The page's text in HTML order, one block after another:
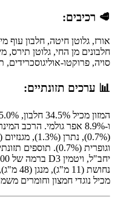
🥩 רכיבים:
אורז, גלוטן חיטה, חלבון עוף
חלבונים מן החי, גלוטן תירס,
סויה, פרוקטו-אוליגוסכרידים,
📊 ערכים תזונתיים:
מכיל נוגדי חמצון וחומרים